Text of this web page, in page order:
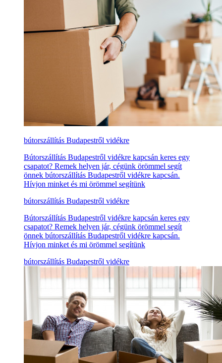
bútorszállítás Budapestről vidékre
Bútorszállítás Budapestről vidékre kapcsán keres egy
csapatot? Remek helyen jár, cégünk örömmel segít
önnek bútorszállítás Budapestről vidékre kapcsán.
Hívjon minket és mi örömmel segítünk
bútorszállítás Budapestről vidékre
Bútorszállítás Budapestről vidékre kapcsán keres egy
csapatot? Remek helyen jár, cégünk örömmel segít
önnek bútorszállítás Budapestről vidékre kapcsán.
Hívjon minket és mi örömmel segítünk
bútorszállítás Budapestről vidékre